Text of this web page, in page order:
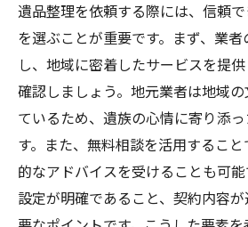
遺品整理を依頼する際には、信頼
を選ぶことが重要です。まず、業
し、地域に密着したサービスを提
確認しましょう。地元業者は地域
ているため、遺族の心情に寄り添
す。また、無料相談を活用するこ
的なアドバイスを受けることも可
設定が明確であること、契約内容